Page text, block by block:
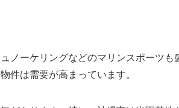
ノーケリングなどのマリンスポーツも
件は需要が高まっています。